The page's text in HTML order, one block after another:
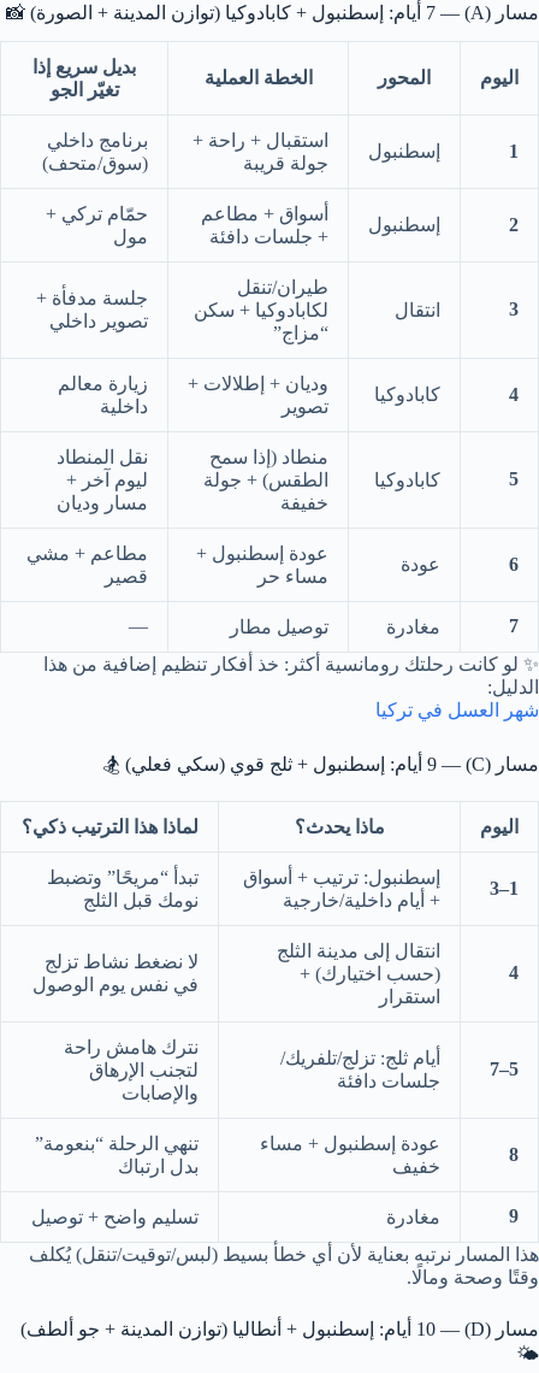
مسار (A) — 7 أيام: إسطنبول + كابادوكيا (توازن المدينة + الصورة) 📸
اليوم المحور الخطة العملية
بديل سريع إذا
تغيّر الجو
1 إسطنبول
استقبال + راحة +
جولة قريبة
برنامج داخلي
(سوق/متحف)
2 إسطنبول
أسواق + مطاعم
+ جلسات دافئة
حمّام تركي +
مول
3 انتقال
طيران/تنقل
لكابادوكيا + سكن
“مزاج”
جلسة مدفأة +
تصوير داخلي
4 كابادوكيا
وديان + إطلالات +
تصوير
زيارة معالم
داخلية
5 كابادوكيا
منطاد (إذا سمح
الطقس) + جولة
خفيفة
نقل المنطاد
ليوم آخر +
مسار وديان
6 عودة
عودة إسطنبول +
مساء حر
مطاعم + مشي
قصير
7 مغادرة توصيل مطار
—
✨ لو كانت رحلتك رومانسية أكثر: خذ أفكار تنظيم إضافية من هذا
الدليل:
شهر العسل في تركيا
مسار (C) — 9 أيام: إسطنبول + ثلج قوي (سكي فعلي) 🏂
اليوم ماذا يحدث؟ لماذا هذا الترتيب ذكي؟
1–3
إسطنبول: ترتيب + أسواق
+ أيام داخلية/خارجية
تبدأ “مريحًا” وتضبط
نومك قبل الثلج
4
انتقال إلى مدينة الثلج
(حسب اختيارك) +
استقرار
لا نضغط نشاط تزلج
في نفس يوم الوصول
5–7
أيام ثلج: تزلج/تلفريك/
جلسات دافئة
نترك هامش راحة
لتجنب الإرهاق
والإصابات
8
عودة إسطنبول + مساء
خفيف
تنهي الرحلة “بنعومة”
بدل ارتباك
9 مغادرة
تسليم واضح + توصيل
هذا المسار نرتبه بعناية لأن أي خطأ بسيط (لبس/توقيت/تنقل) يُكلف
وقتًا وصحة ومالًا.
مسار (D) — 10 أيام: إسطنبول + أنطاليا (توازن المدينة + جو ألطف)
🌤️